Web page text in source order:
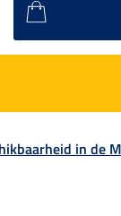
in de